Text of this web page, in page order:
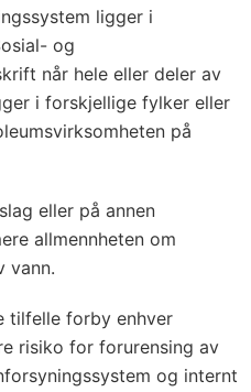
ligger i
og
når hele eller deler av
i forskjellige fylker eller
på
eller på annen
allmennheten om
vann.
tilfelle forby enhver
risiko for forurensing av
og internt